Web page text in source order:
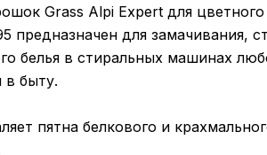
Grass Alpi Expert для цветного
предназначен для замачивания,
белья в стиральных машинах
в быту.
пятна белкового и